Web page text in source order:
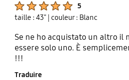
5
taille : 43" | couleur : Blanc
Se ne ho acquistato un altro il
essere solo uno. È
!!!
Traduire